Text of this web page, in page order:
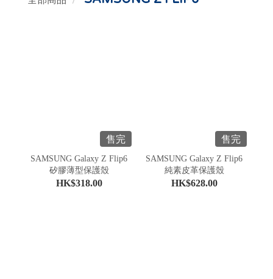
售完
SAMSUNG Galaxy Z Flip6
矽膠薄型保護殼
HK$318.00
售完
SAMSUNG Galaxy Z Flip6
純素皮革保護殼
HK$628.00